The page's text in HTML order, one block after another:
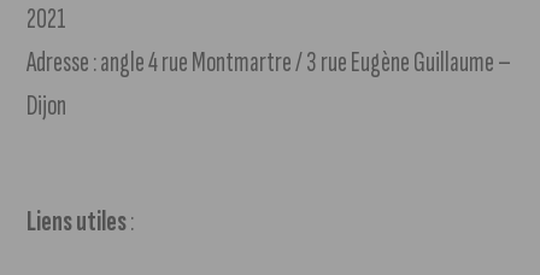
2021
Adresse : angle 4 rue Montmartre / 3 rue Eugène Guillaume –
Dijon
Liens utiles: